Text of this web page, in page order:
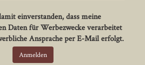
einverstanden, dass meine
Daten für Werbezwecke verarbeitet
Ansprache per E-Mail erfolgt.